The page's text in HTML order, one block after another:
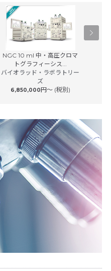
NGC 10 ml 中・高圧クロマ
トグラフィーシス...
バイオラッド・ラボラトリー
ズ
6,850,000円〜 (税別)